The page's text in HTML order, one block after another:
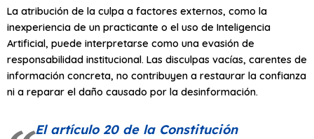
La atribución de la culpa a factores externos, como la
inexperiencia de un practicante o el uso de Inteligencia
Artificial, puede interpretarse como una evasión de
responsabilidad institucional. Las disculpas vacías, carentes de
información concreta, no contribuyen a restaurar la confianza
ni a reparar el daño causado por la desinformación.
El artículo 20 de la Constitución